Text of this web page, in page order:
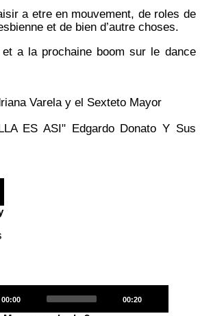
a etre en mouvement, de roles de
et de bien d’autre choses.
a la prochaine boom sur le dance
Varela y el Sexteto Mayor
ES ASI" Edgardo Donato Y Sus
Player
Current
00:00
Total
00:20